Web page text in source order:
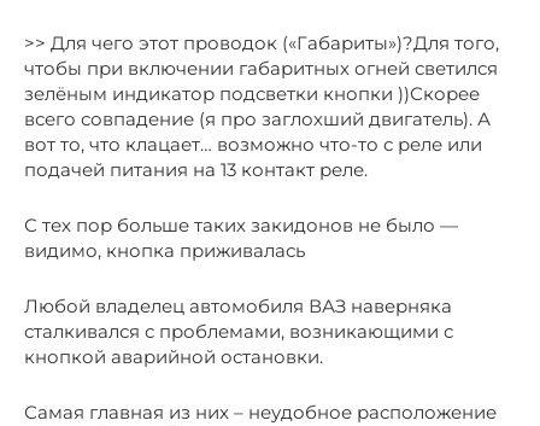
>> Для чего этот проводок («Габариты»)?Для того,
чтобы при включении габаритных огней светился
зелёным индикатор подсветки кнопки ))Скорее
всего совпадение (я про заглохший двигатель). А
вот то, что клацает… возможно что-то с реле или
подачей питания на 13 контакт реле.
С тех пор больше таких закидонов не было —
видимо, кнопка приживалась
Любой владелец автомобиля ВАЗ наверняка
сталкивался с проблемами, возникающими с
кнопкой аварийной остановки.
Самая главная из них – неудобное расположение